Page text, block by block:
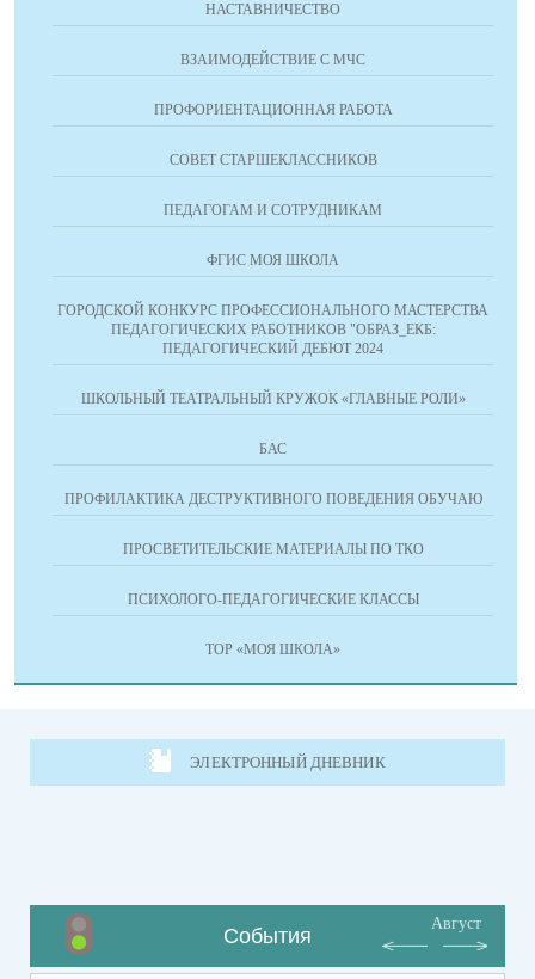
НАСТАВНИЧЕСТВО
ВЗАИМОДЕЙСТВИЕ С МЧС
ПРОФОРИЕНТАЦИОННАЯ РАБОТА
СОВЕТ СТАРШЕКЛАССНИКОВ
ПЕДАГОГАМ И СОТРУДНИКАМ
ФГИС МОЯ ШКОЛА
ГОРОДСКОЙ КОНКУРС ПРОФЕССИОНАЛЬНОГО МАСТЕРСТВА
ПЕДАГОГИЧЕСКИХ РАБОТНИКОВ "ОБРАЗ_ЕКБ:
ПЕДАГОГИЧЕСКИЙ ДЕБЮТ 2024
ШКОЛЬНЫЙ ТЕАТРАЛЬНЫЙ КРУЖОК «ГЛАВНЫЕ РОЛИ»
БАС
ПРОФИЛАКТИКА ДЕСТРУКТИВНОГО ПОВЕДЕНИЯ ОБУЧАЮ
ПРОСВЕТИТЕЛЬСКИЕ МАТЕРИАЛЫ ПО ТКО
ПСИХОЛОГО-ПЕДАГОГИЧЕСКИЕ КЛАССЫ
ТОР «МОЯ ШКОЛА»
ЭЛЕКТРОННЫЙ ДНЕВНИК
События
Август